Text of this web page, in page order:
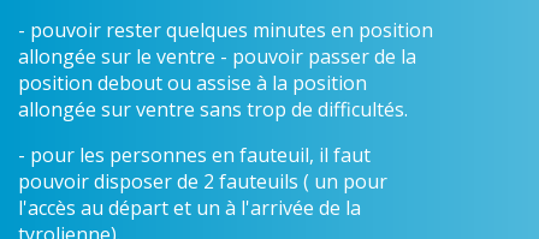
- pouvoir rester quelques minutes en position
allongée sur le ventre - pouvoir passer de la
position debout ou assise à la position
allongée sur ventre sans trop de difficultés.
- pour les personnes en fauteuil, il faut
pouvoir disposer de 2 fauteuils ( un pour
l'accès au départ et un à l'arrivée de la